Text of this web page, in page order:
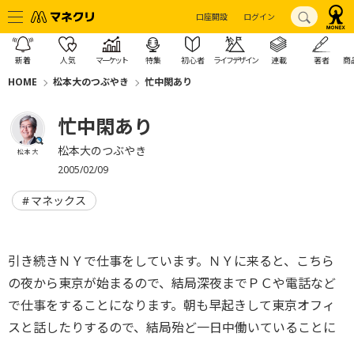
口座開設 ログイン
新着 人気 マーケット 特集 初心者 ライフデザイン 連載 著者 商
HOME 松本大のつぶやき 忙中閑あり
松本 大
忙中閑あり
松本大のつぶやき
2005/02/09
マネックス
引き続きＮＹで仕事をしています。ＮＹに来ると、こちら
の夜から東京が始まるので、結局深夜までＰＣや電話など
で仕事をすることになります。朝も早起きして東京オフィ
スと話したりするので、結局殆ど一日中働いていることに